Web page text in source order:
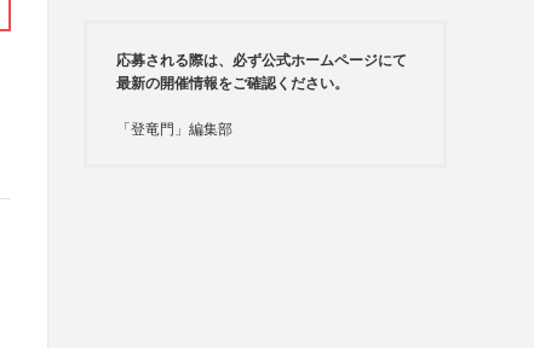
応募される際は、必ず公式ホームページにて
最新の開催情報をご確認ください。
「登竜門」編集部